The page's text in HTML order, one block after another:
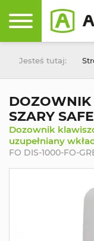
Jesteś tutaj:
SZARY
Dozownik
uzupełniany
FO DIS-1000-FO-